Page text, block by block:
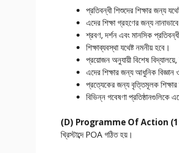
প্রতিবন্ধী শিশুদের শিক্ষার জন্য
এদের শিক্ষা গ্রহণের জন্য
শ্রবণ, দর্শন এবং মানসিক
শিক্ষাব্যবস্থা যথেষ্ট নমনীয় হবে।
প্রয়োজন অনুযায়ী বিশেষ
এদের শিক্ষার জন্য আধুনিক
প্রত্যেকের জন্য বৃত্তিমূলক
বিভিন্ন গবেষণা প্রতিষ্ঠানগুলিকে
(D) Programme Of Action
খ্রিস্টাব্দে POA গঠিত হয়।